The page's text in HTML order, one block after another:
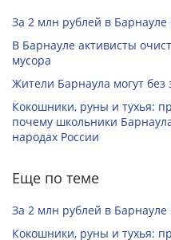
За 2 млн рублей в
В Барнауле активисты
мусора
Жители Барнаула могут
Кокошники, руны и тухья:
почему школьники
народах России
Еще по теме
За 2 млн рублей в
Кокошники, руны и тухья: